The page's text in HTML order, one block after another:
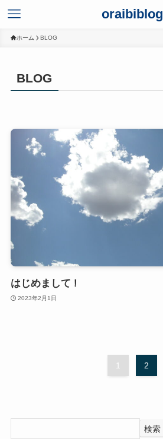
oraibiblog
ホーム BLOG
BLOG
はじめまして !
2023年2月1日
1 2
検索